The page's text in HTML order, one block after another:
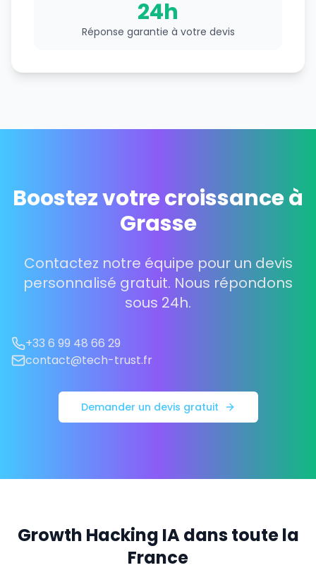
24h
Réponse garantie à votre devis
Boostez votre croissance à
Grasse
Contactez notre équipe pour un devis
personnalisé gratuit. Nous répondons
sous 24h.
+33 6 99 48 66 29
contact@tech-trust.fr
Demander un devis gratuit
Growth Hacking IA dans toute la
France